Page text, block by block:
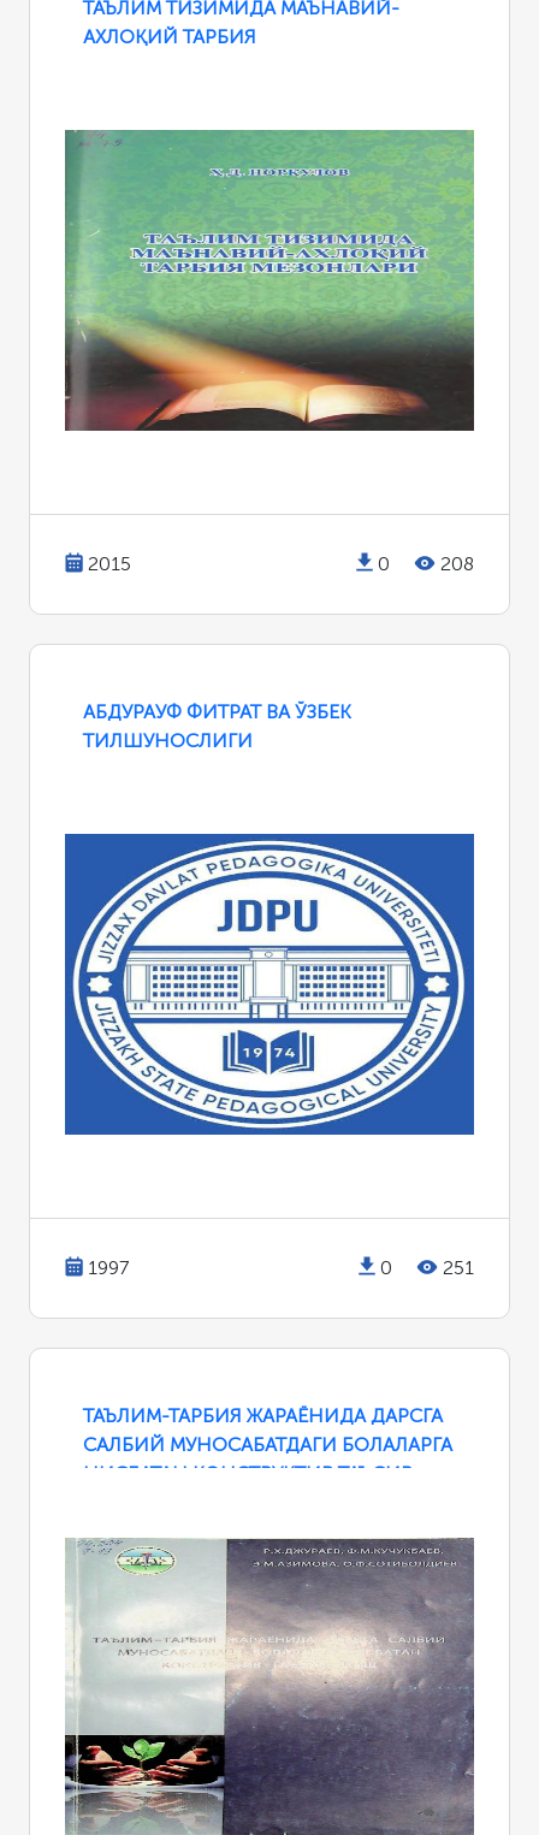
ТАЪЛИМ ТИЗИМИДА МАЪНАВИЙ-
АХЛОҚИЙ ТАРБИЯ
2015 0 208
АБДУРАУФ ФИТРАТ ВА ЎЗБЕК
ТИЛШУНОСЛИГИ
1997 0 251
ТАЪЛИМ-ТАРБИЯ ЖАРАЁНИДА ДАРСГА
САЛБИЙ МУНОСАБАТДАГИ БОЛАЛАРГА
НИСБАТАН КОНСТРУКТИВ ТАЪСИР